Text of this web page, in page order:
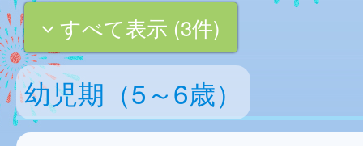
すべて表示 (3件)
幼児期（5～6歳）